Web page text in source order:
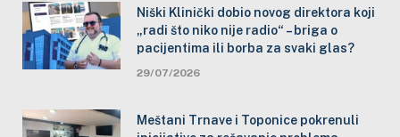
Niški Klinički dobio novog direktora koji
„radi što niko nije radio“ – briga o
pacijentima ili borba za svaki glas?
29/07/2026
Meštani Trnave i Toponice pokrenuli